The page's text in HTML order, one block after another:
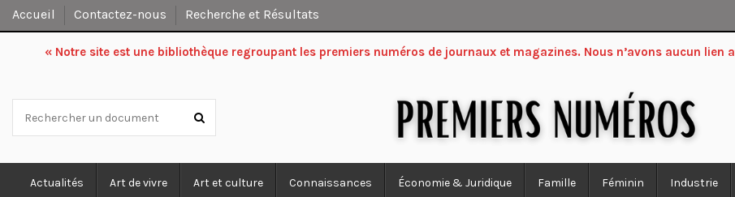
Accueil Contactez-nous Recherche et Résultats
« Notre site est une bibliothèque regroupant les premiers numéros de journaux et magazines. Nous n’avons aucun lien
Actualités Art de vivre Art et culture Connaissances Économie & Juridique Famille Féminin Industrie